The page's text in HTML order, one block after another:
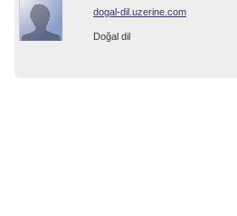
dogal-dil.uzerine.com
Doğal dil